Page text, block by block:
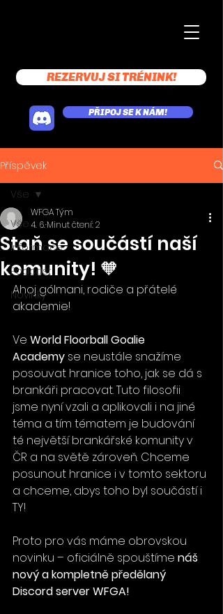
REZERVUJ SI TRÉNINK!
PŘIPOJ SE K NÁM!
Příspěvek
Vše
Informace
Podcast
Novinky
Vše
Staň se součástí naší
komunity! 🧡
WFGA Tým
4. 6.Minut čtení: 2
Ahoj gólmani, rodiče a přátelé
akademie!
Ve World Floorball Goalie
Academy se neustále snažíme
posouvat hranice toho, jak se dá s
brankáři pracovat. Tuto filosofii
jsme nyní vzali a aplikovali i na jiné
téma a tím tématem je budování
té největší brankářské komunity v
ČR a na světě zároveň. Chceme
posunout hranice i v tomto sektoru
a chceme, abys toho byl součástí i
TY!
Proto pro vás máme obrovskou
novinku – oficiálně spouštíme náš
nový a kompletně předělaný
Discord server WFGA!